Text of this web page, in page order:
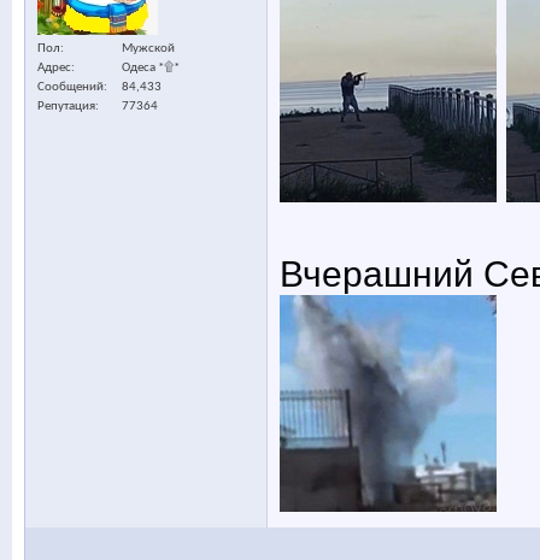
Пол
Мужской
Адрес
Одеса *۩*
Сообщений
84,433
Репутация
77364
Вчерашний